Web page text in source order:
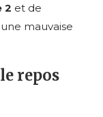
2 et de
mauvaise
repos